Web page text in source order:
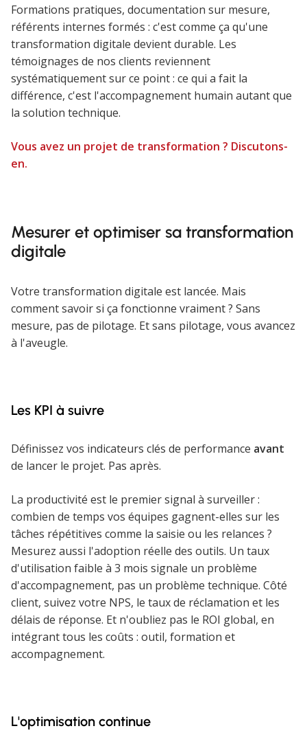
Formations pratiques, documentation sur mesure,
référents internes formés : c'est comme ça qu'une
transformation digitale devient durable. Les
témoignages de nos clients reviennent
systématiquement sur ce point : ce qui a fait la
différence, c'est l'accompagnement humain autant que
la solution technique.
Vous avez un projet de transformation ? Discutons-
en.
Mesurer et optimiser sa transformation
digitale
Votre transformation digitale est lancée. Mais
comment savoir si ça fonctionne vraiment ? Sans
mesure, pas de pilotage. Et sans pilotage, vous avancez
à l'aveugle.
Les KPI à suivre
Définissez vos indicateurs clés de performance avant
de lancer le projet. Pas après.
La productivité est le premier signal à surveiller :
combien de temps vos équipes gagnent-elles sur les
tâches répétitives comme la saisie ou les relances ?
Mesurez aussi l'adoption réelle des outils. Un taux
d'utilisation faible à 3 mois signale un problème
d'accompagnement, pas un problème technique. Côté
client, suivez votre NPS, le taux de réclamation et les
délais de réponse. Et n'oubliez pas le ROI global, en
intégrant tous les coûts : outil, formation et
accompagnement.
L'optimisation continue